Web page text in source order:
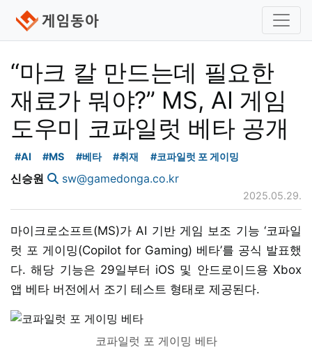
“마크 칼 만드는데 필요한
재료가 뭐야?” MS, AI 게임
도우미 코파일럿 베타 공개
#AI #MS #베타 #취재 #코파일럿 포 게이밍
신승원 sw@gamedonga.co.kr
2025.05.29.
마이크로소프트(MS)가 AI 기반 게임 보조 기능 ‘코파일
럿 포 게이밍(Copilot for Gaming) 베타’를 공식 발표했
다. 해당 기능은 29일부터 iOS 및 안드로이드용 Xbox
앱 베타 버전에서 조기 테스트 형태로 제공된다.
코파일럿 포 게이밍 베타